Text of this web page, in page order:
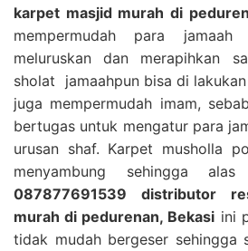
karpet masjid murah di
mempermudah para jamaah
meluruskan dan merapihkan
sholat jamaahpun bisa di
juga mempermudah imam,
bertugas untuk mengatur para
urusan shaf. Karpet musholla
menyambung sehingga
087877691539 distributor
murah di pedurenan, Bekasi ini
tidak mudah bergeser sehingga